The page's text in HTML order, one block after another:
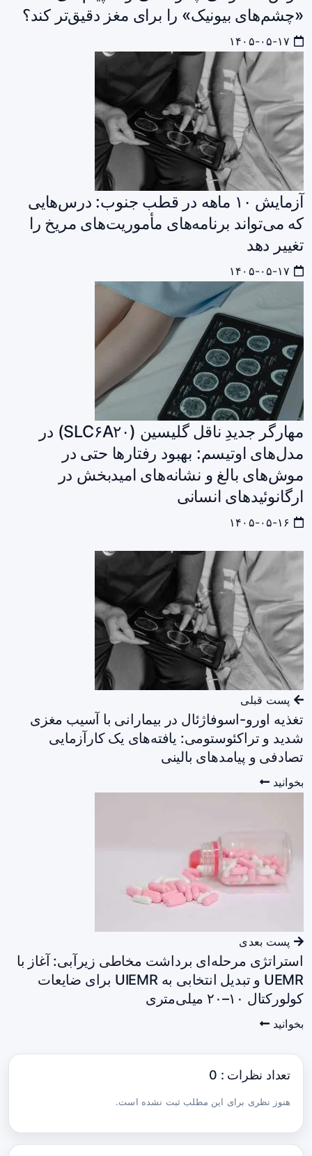
«چشم‌های بیونیک» را برای مغز دقیق‌تر کند؟
آزمایش ۱۰ ماهه در قطب جنوب: درس‌هایی
که می‌تواند برنامه‌های مأموریت‌های مریخ را
تغییر دهد
مهارگر جدیدِ ناقل گلیسین (SLC۶A۲۰) در
مدل‌های اوتیسم: بهبود رفتارها حتی در
موش‌های بالغ و نشانه‌های امیدبخش در
ارگانوئیدهای انسانی
پست قبلی
تغذیه اورو-اسوفاژئال در بیمارانی با آسیب مغزی
شدید و تراکئوستومی: یافته‌های یک کارآزمایی
تصادفی و پیامدهای بالینی
بخوانید
پست بعدی
استراتژی مرحله‌ای برداشت مخاطی زیرآبی: آغاز با
UEMR و تبدیل انتخابی به UIEMR برای ضایعات
کولورکتال ۱۰–۲۰ میلی‌متری
بخوانید
تعداد نظرات : 0
هنوز نظری برای این مطلب ثبت نشده است.